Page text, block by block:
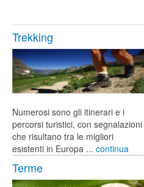
Trekking
Numerosi sono gli itinerari e i
percorsi turistici, con segnalazioni
che risultano tra le migliori
esistenti in Europa ... continua
Terme